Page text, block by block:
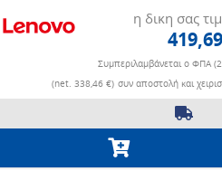
η δικη σας
Συμπεριλαμβάνεται ο ΦΠΑ
(net. 338,46 €) συν αποστολή και